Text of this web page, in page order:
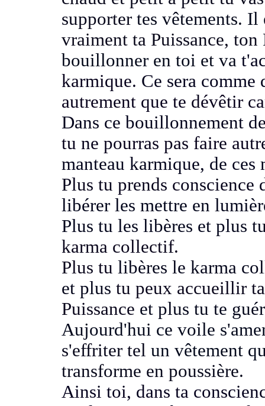
supportertes vêtements.
vraiment ta Puissance, ton
bouillonner en toi et va
karmique. Ce sera
autrement que te dévêtir
Dans ce bouillonnement
tu ne pourras pas faire
manteau karmique, de ces
Plus tu prends conscience
libérer les mettre en
Plus tu les libères et plus
karma collectif.
Plus tulibères le karma
et plustu peux accueillir
Puissance et plus tu te
Aujourd'hui ce voile
s'effriter telun vêtement
transforme en poussière.
Ainsi toi, dans ta